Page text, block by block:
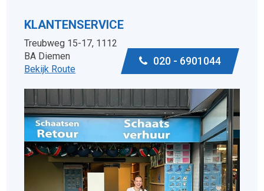
KLANTENSERVICE
Treubweg 15-17, 1112
BA Diemen
Bekijk Route
020 - 6901044